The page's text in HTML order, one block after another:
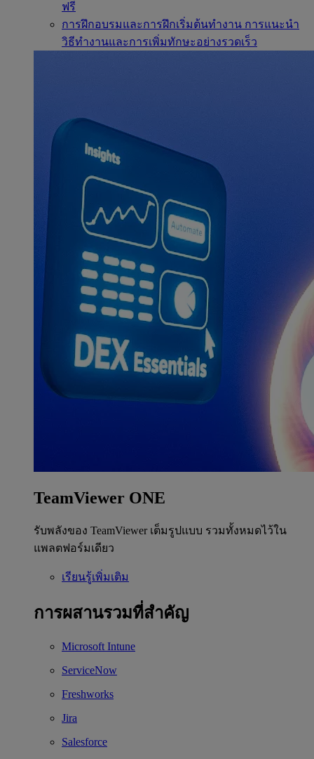
ฟรี
การฝึกอบรมและการฝึกเริ่มต้นทำงาน การแนะนำ
วิธีทำงานและการเพิ่มทักษะอย่างรวดเร็ว
TeamViewer ONE
รับพลังของ TeamViewer เต็มรูปแบบ รวมทั้งหมดไว้ใน
แพลตฟอร์มเดียว
เรียนรู้เพิ่มเติม
การผสานรวมที่สำคัญ
Microsoft Intune
ServiceNow
Freshworks
Jira
Salesforce